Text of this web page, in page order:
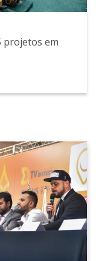
projetos em